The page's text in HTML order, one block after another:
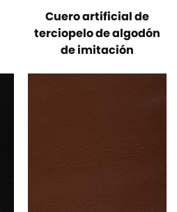
Cuero artificial de
terciopelo de algodón
de imitación